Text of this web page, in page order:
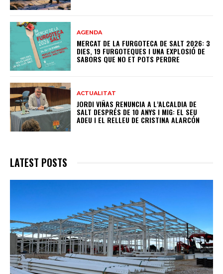
AGENDA
MERCAT DE LA FURGOTECA DE SALT 2026: 3
DIES, 19 FURGOTEQUES I UNA EXPLOSIÓ DE
SABORS QUE NO ET POTS PERDRE
ACTUALITAT
JORDI VIÑAS RENUNCIA A L’ALCALDIA DE
SALT DESPRÉS DE 10 ANYS I MIG: EL SEU
ADEU I EL RELLEU DE CRISTINA ALARCÓN
LATEST POSTS